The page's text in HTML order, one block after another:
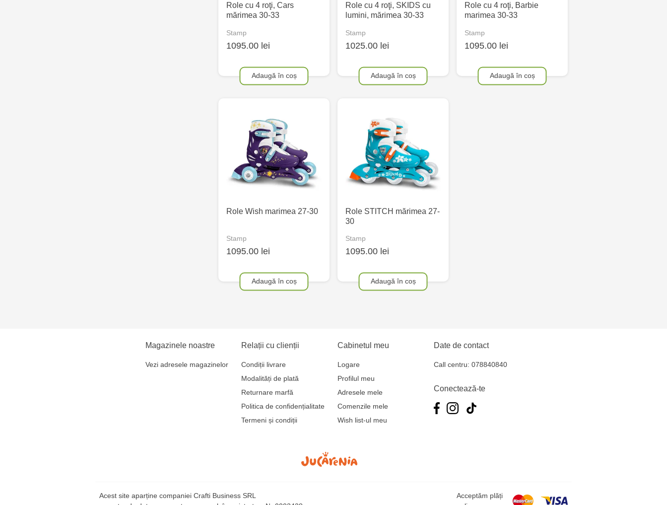
Role cu 4 roţi, Cars
mărimea 30-33
Stamp
1095.00 lei
Adaugă în coș
Role cu 4 roţi, SKIDS cu
lumini, mărimea 30-33
Stamp
1025.00 lei
Adaugă în coș
Role cu 4 roţi, Barbie
marimea 30-33
Stamp
1095.00 lei
Adaugă în coș
Role Wish marimea 27-30
Stamp
1095.00 lei
Adaugă în coș
Role STITCH mărimea 27-
30
Stamp
1095.00 lei
Adaugă în coș
Magazinele noastre
Vezi adresele magazinelor
Relații cu clienții
Condiții livrare
Modalități de plată
Returnare marfă
Politica de confidențialitate
Termeni și condiții
Cabinetul meu
Logare
Profilul meu
Adresele mele
Comenzile mele
Wish list-ul meu
Date de contact
Call centru: 078840840
Conectează-te
Acest site aparține companiei Crafti Business SRL
Acceptăm plăți